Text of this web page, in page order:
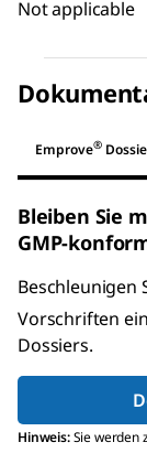
Not applicable
Emprove®
Bleiben Sie
GMP-
Beschleunigen
Vorschriften
Dossiers.
Hinweis:Sie werden